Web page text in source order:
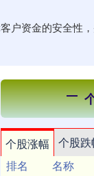
户资金的安全性
个股涨幅 个股跌
排名
名称